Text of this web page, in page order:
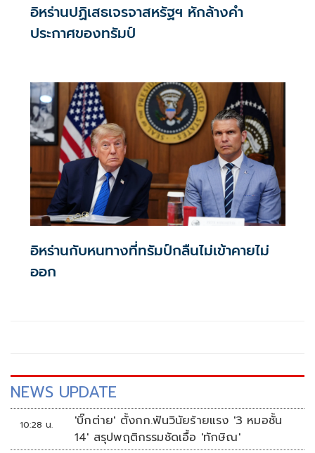
อิหร่านปฏิเสธเจรจาสหรัฐฯ หักล้างคำ
ประกาศของทรัมป์
อิหร่านกับหนทางที่ทรัมป์กลืนไม่เข้าคายไม่
ออก
NEWS UPDATE
10:28 น.
'บิ๊กต่าย' ตั้งกก.ฟันวินัยร้ายแรง '3 หมอชั้น
14' สรุปพฤติกรรมชัดเอื้อ 'ทักษิณ'